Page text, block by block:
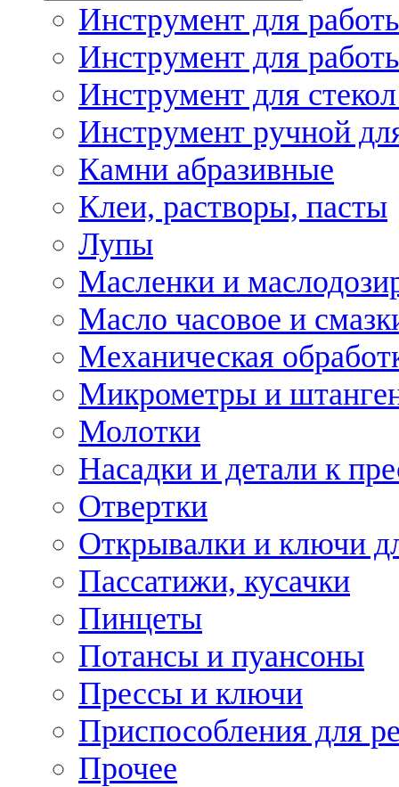
Инструмент для
Инструмент для
Инструмент для
Инструмент ручной
Камни абразивные
Клеи, растворы, пасты
Лупы
Масленки и
Масло часовое и
Механическая
Микрометры и
Молотки
Насадки и детали к
Отвертки
Открывалки и ключи
Пассатижи, кусачки
Пинцеты
Потансы и пуансоны
Прессы и ключи
Приспособления для
Прочее